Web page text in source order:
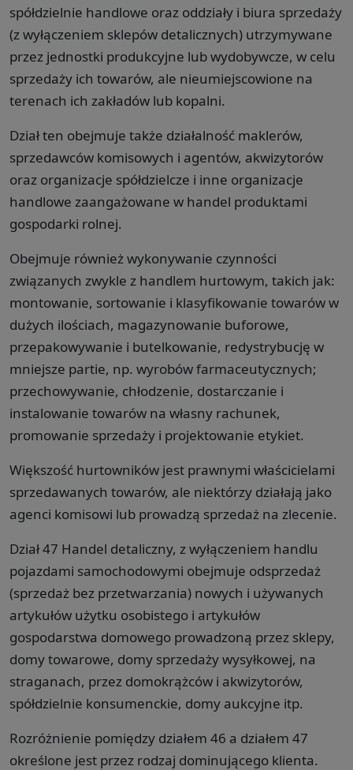
spółdzielnie handlowe oraz oddziały i biura sprzedaży
(z wyłączeniem sklepów detalicznych) utrzymywane
przez jednostki produkcyjne lub wydobywcze, w celu
sprzedaży ich towarów, ale nieumiejscowione na
terenach ich zakładów lub kopalni.
Dział ten obejmuje także działalność maklerów,
sprzedawców komisowych i agentów, akwizytorów
oraz organizacje spółdzielcze i inne organizacje
handlowe zaangażowane w handel produktami
gospodarki rolnej.
Obejmuje również wykonywanie czynności
związanych zwykle z handlem hurtowym, takich jak:
montowanie, sortowanie i klasyfikowanie towarów w
dużych ilościach, magazynowanie buforowe,
przepakowywanie i butelkowanie, redystrybucję w
mniejsze partie, np. wyrobów farmaceutycznych;
przechowywanie, chłodzenie, dostarczanie i
instalowanie towarów na własny rachunek,
promowanie sprzedaży i projektowanie etykiet.
Większość hurtowników jest prawnymi właścicielami
sprzedawanych towarów, ale niektórzy działają jako
agenci komisowi lub prowadzą sprzedaż na zlecenie.
Dział 47 Handel detaliczny, z wyłączeniem handlu
pojazdami samochodowymi obejmuje odsprzedaż
(sprzedaż bez przetwarzania) nowych i używanych
artykułów użytku osobistego i artykułów
gospodarstwa domowego prowadzoną przez sklepy,
domy towarowe, domy sprzedaży wysyłkowej, na
straganach, przez domokrążców i akwizytorów,
spółdzielnie konsumenckie, domy aukcyjne itp.
Rozróżnienie pomiędzy działem 46 a działem 47
określone jest przez rodzaj dominującego klienta.